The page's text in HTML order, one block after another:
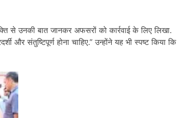
से उनकी बात जानकर अफसरों को कार्रवाई के लिए लिखा.
और संतुष्टिपूर्ण होना चाहिए.” उन्होंने यह भी स्पष्ट किया कि